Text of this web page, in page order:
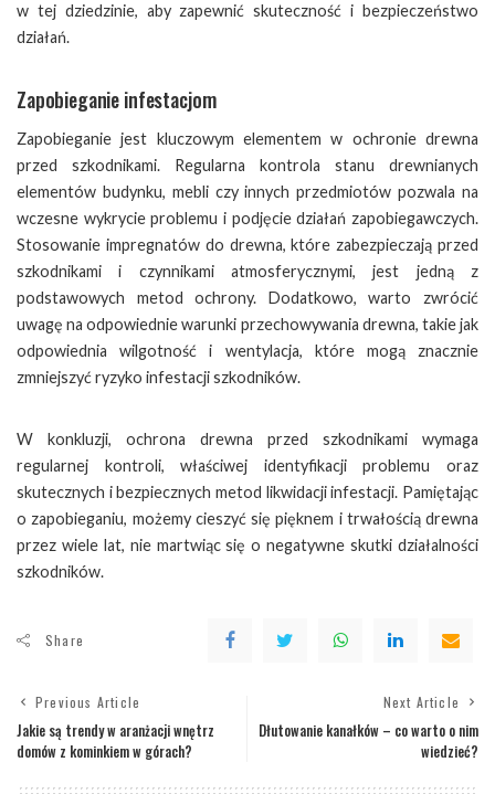
w tej dziedzinie, aby zapewnić skuteczność i bezpieczeństwo
działań.
Zapobieganie infestacjom
Zapobieganie jest kluczowym elementem w ochronie drewna
przed szkodnikami. Regularna kontrola stanu drewnianych
elementów budynku, mebli czy innych przedmiotów pozwala na
wczesne wykrycie problemu i podjęcie działań zapobiegawczych.
Stosowanie impregnatów do drewna, które zabezpieczają przed
szkodnikami i czynnikami atmosferycznymi, jest jedną z
podstawowych metod ochrony. Dodatkowo, warto zwrócić
uwagę na odpowiednie warunki przechowywania drewna, takie jak
odpowiednia wilgotność i wentylacja, które mogą znacznie
zmniejszyć ryzyko infestacji szkodników.
W konkluzji, ochrona drewna przed szkodnikami wymaga
regularnej kontroli, właściwej identyfikacji problemu oraz
skutecznych i bezpiecznych metod likwidacji infestacji. Pamiętając
o zapobieganiu, możemy cieszyć się pięknem i trwałością drewna
przez wiele lat, nie martwiąc się o negatywne skutki działalności
szkodników.
Share
Previous Article
Jakie są trendy w aranżacji wnętrz
domów z kominkiem w górach?
Next Article
Dłutowanie kanałków – co warto o nim
wiedzieć?